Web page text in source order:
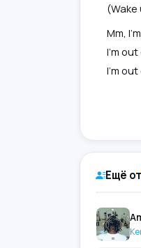
(Wake
Mm,
I'm
I'm out
Ещё от